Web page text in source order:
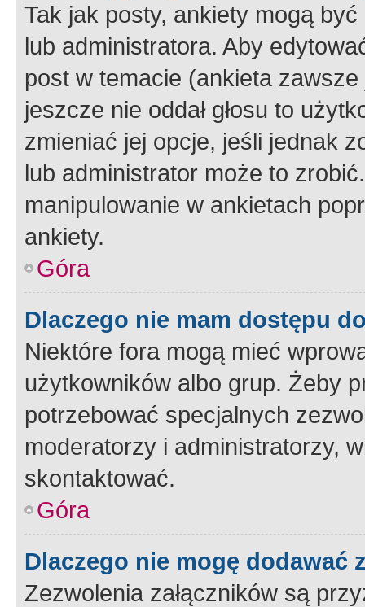
Tak jak posty, ankiety mogą
lub administratora. Aby
post w temacie (ankieta
jeszcze nie oddał głosu to
zmieniać jej opcje, jeśli jednak
lub administrator może to
manipulowanie w ankietach
ankiety.
Góra
Dlaczego nie mam dostępu
Niektóre fora mogą mieć
użytkowników albo grup. Żeby
potrzebować specjalnych
moderatorzy i administratorzy,
skontaktować.
Góra
Dlaczego nie mogę dodawać
Zezwolenia załączników są